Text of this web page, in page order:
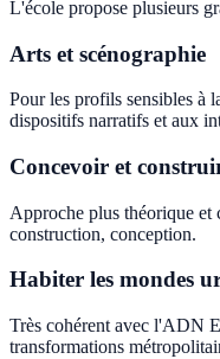
L'école propose plusieurs
Arts et scénographie
Pour les profils sensibles à
dispositifs narratifs et aux
Concevoir et
Approche plus théorique et
construction, conception.
Habiter les mondes
Très cohérent avec l'ADN
transformations